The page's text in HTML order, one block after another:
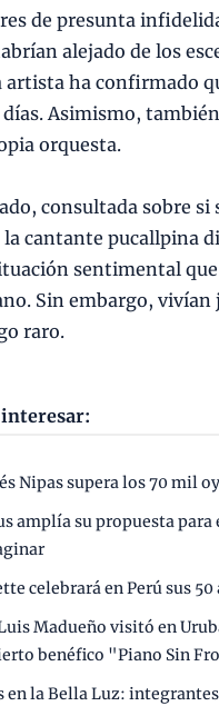
de presunta
alejado de los
artista ha confirmado
Asimismo,
orquesta.
consultada sobre si
cantante pucallpina
sentimental
Sin embargo,
raro.
interesar:
Nipas supera los 70 mil
amplía su propuesta para
celebrará en Perú sus
Madueño visitó en
benéfico "Piano Sin
en la Bella Luz: